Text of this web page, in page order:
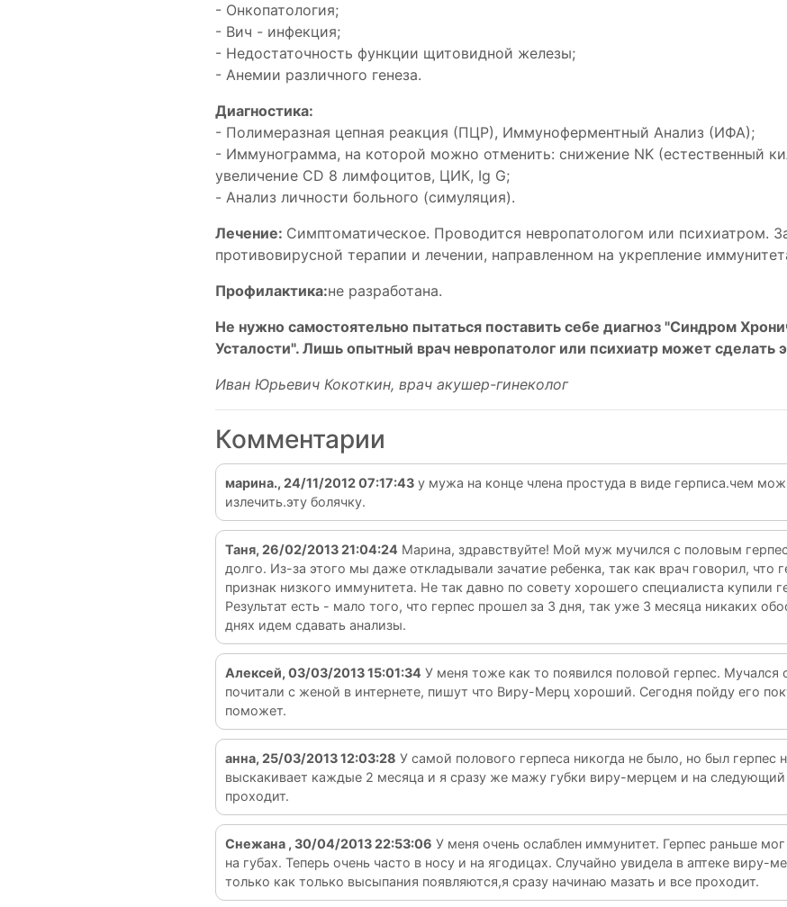
- Онкопатология;
- Вич - инфекция;
- Недостаточность функции щитовидной железы;
- Анемии различного генеза.
Диагностика:
- Полимеразная цепная реакция (ПЦР), Иммуноферментный Анализ (ИФА);
- Иммунограмма, на которой можно отменить: снижение NK (естественный
увеличение CD 8 лимфоцитов, ЦИК, Ig G;
- Анализ личности больного (симуляция).
Лечение: Симптоматическое. Проводится невропатологом или психиатром.
противовирусной терапии и лечении, направленном на укрепление
Профилактика:не разработана.
Не нужно самостоятельно пытаться поставить себе диагноз "Синдром
Усталости". Лишь опытный врач невропатолог или психиатр может сделать
Иван Юрьевич Кокоткин, врач акушер-гинеколог
Комментарии
марина., 24/11/2012 07:17:43 у мужа на конце члена простуда в виде герписа.чем
излечить.эту болячку.
Таня, 26/02/2013 21:04:24 Марина, здравствуйте! Мой муж мучился с половым
долго. Из-за этого мы даже откладывали зачатие ребенка, так как врач говорил, что
признак низкого иммунитета. Не так давно по совету хорошего специалиста купили
Результат есть - мало того, что герпес прошел за 3 дня, так уже 3 месяца никаких
днях идем сдавать анализы.
Алексей, 03/03/2013 15:01:34 У меня тоже как то появился половой герпес. Мучался
почитали с женой в интернете, пишут что Виру-Мерц хороший. Сегодня пойду его
поможет.
анна, 25/03/2013 12:03:28 У самой полового герпеса никогда не было, но был герпес
выскакивает каждые 2 месяца и я сразу же мажу губки виру-мерцем и на следующий
проходит.
Снежана , 30/04/2013 22:53:06 У меня очень ослаблен иммунитет. Герпес раньше
на губах. Теперь очень часто в носу и на ягодицах. Случайно увидела в аптеке виру-
только как только высыпания появляются,я сразу начинаю мазать и все проходит.